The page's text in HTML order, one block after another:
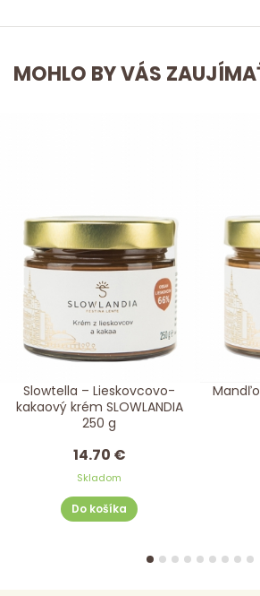
MOHLO BY VÁS
Slowtella – Lieskovcovo-
kakaový krém SLOWLANDIA
250 g
14.70 €
Skladom
Do košíka